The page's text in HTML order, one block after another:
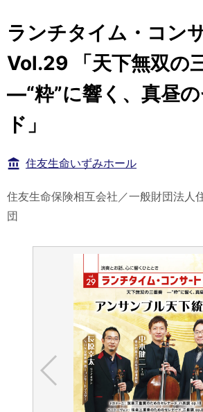
ランチタイム・コン
Vol.29 「天下無双の
—“粋”に響く、真昼
ド」
住友生命いずみホール
住友生命保険相互会社／一般財団法人
団